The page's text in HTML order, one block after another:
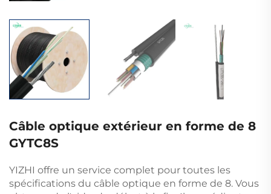
Câble optique extérieur en forme de 8
GYTC8S
YIZHI offre un service complet pour toutes les
spécifications du câble optique en forme de 8. Vous